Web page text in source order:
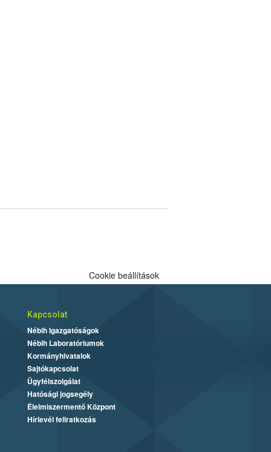
Cookie beállítások
Kapcsolat
Nébih Igazgatóságok
Nébih Laboratóriumok
Kormányhivatalok
Sajtókapcsolat
Ügyfélszolgálat
Hatósági jogsegély
Élelmiszermentő Központ
Hírlevél feliratkozás